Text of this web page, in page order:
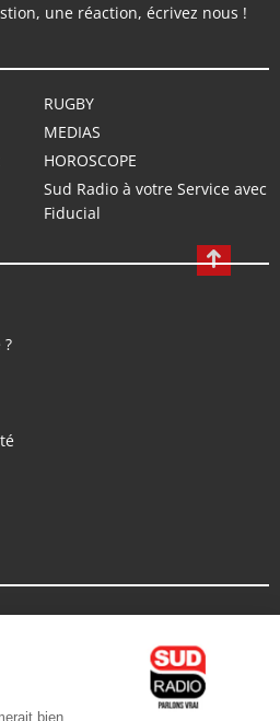
une réaction, écrivez nous !
RUGBY
MEDIAS
HOROSCOPE
Sud Radio à votre Service avec
Fiducial
/ Android